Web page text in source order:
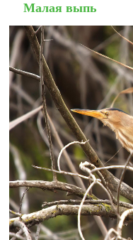
Малая выпь